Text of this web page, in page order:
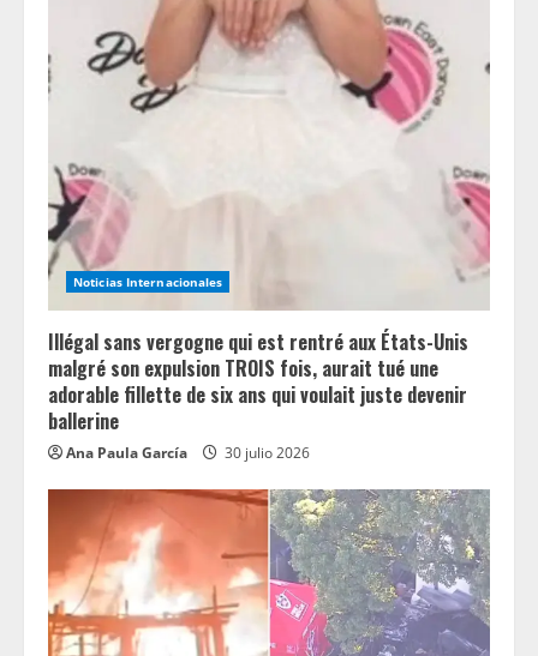
Noticias Internacionales
Illégal sans vergogne qui est rentré aux États-Unis
malgré son expulsion TROIS fois, aurait tué une
adorable fillette de six ans qui voulait juste devenir
ballerine
Ana Paula García 30 julio 2026